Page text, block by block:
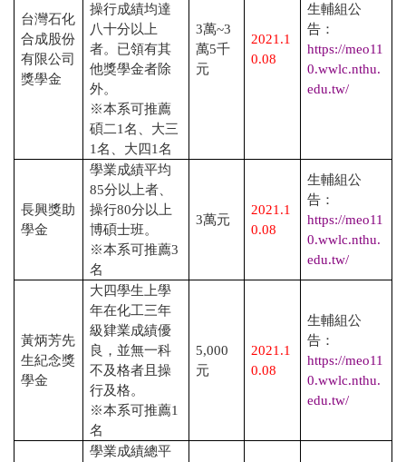
台灣石化
合成股份
有限公司
獎學金
操行成績均達
八十分以上
者。已領有其
他獎學金者除
外。
※本系可推薦
碩二1名、大三
1名、大四1名
3萬~3
萬5千
元
2021.1
0.08
生輔組公
告：
https://meo11
0.wwlc.nthu.
edu.tw/
長興獎助
學金
學業成績平均
85分以上者、
操行80分以上
博碩士班。
※本系可推薦3
名
3萬元
2021.1
0.08
生輔組公
告：
https://meo11
0.wwlc.nthu.
edu.tw/
黃炳芳先
生紀念獎
學金
大四學生上學
年在化工三年
級肄業成績優
良，並無一科
不及格者且操
行及格。
※本系可推薦1
名
5,000
元
2021.1
0.08
生輔組公
告：
https://meo11
0.wwlc.nthu.
edu.tw/
學業成績總平